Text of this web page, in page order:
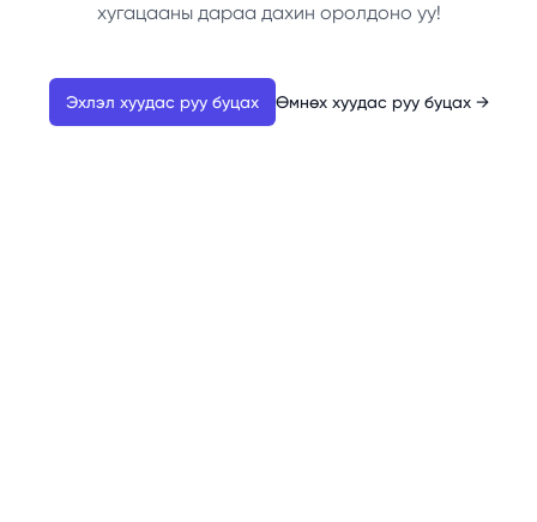
хугацааны дараа дахин оролдоно уу!
Эхлэл хуудас руу буцах Өмнөх хуудас руу буцах →